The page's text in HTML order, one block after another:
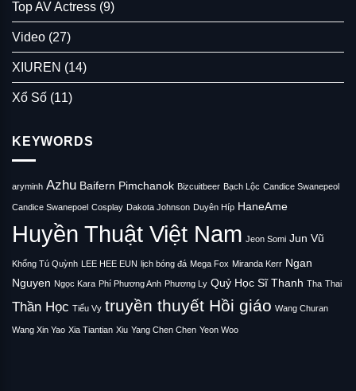
Top AV Actress (9)
Video (27)
XIUREN (14)
Xổ Số (11)
KEYWORDS
aryminh Azhu Baifern Pimchanok Bizcuitbeer Bạch Lộc Candice Swanepeol
Candice Swanepoel Cosplay Dakota Johnson Duyên Híp HaneAme
Huyền Thuật Việt Nam Jeon Somi Jun Vũ
Khổng Tú Quỳnh LEE HEE EUN lịch bóng đá Mega Fox Miranda Kerr Ngan
Nguyen Ngọc Kara Phí Phương Anh Phương Ly Quỷ Học Sĩ Thanh Tha Thai
Thần Học Tiểu Vy truyền thuyết Hồi giáo Wang Churan
Wang Xin Yao Xia Tiantian Xiu Yang Chen Chen Yeon Woo